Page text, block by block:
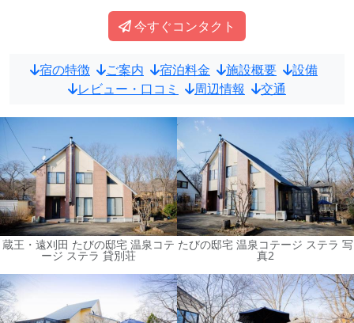
今すぐコンタクト
宿の特徴 ご案内 宿泊料金 施設概要
設備
レビュー・口コミ
周辺情報 交通
蔵王・遠刈田 たびの邸宅 温泉コテ
ージ ステラ 貸別荘
たびの邸宅 温泉コテージ ステラ 写
真2